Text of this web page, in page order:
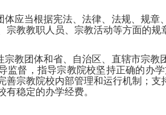
体应当根据宪法、法律、法规、规
宗教教职人员、宗教活动等方面的规
宗教团体和省、自治区、直辖市宗
监督，指导宗教院校坚持正确的办
善宗教院校内部管理和运行机制；
有稳定的办学经费。